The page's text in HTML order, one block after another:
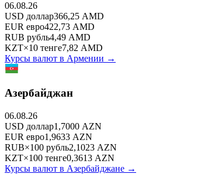
06.08.26
USD доллар366,25 AMD
EUR евро422,73 AMD
RUB рубль4,49 AMD
KZT×10 тенге7,82 AMD
Курсы валют в Армении →
Азербайджан
06.08.26
USD доллар1,7000 AZN
EUR евро1,9633 AZN
RUB×100 рубль2,1023 AZN
KZT×100 тенге0,3613 AZN
Курсы валют в Азербайджане →